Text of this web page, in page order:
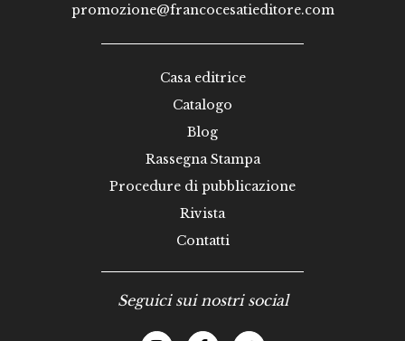
promozione@francocesatieditore.com
Casa editrice
Catalogo
Blog
Rassegna Stampa
Procedure di pubblicazione
Rivista
Contatti
Seguici sui nostri social